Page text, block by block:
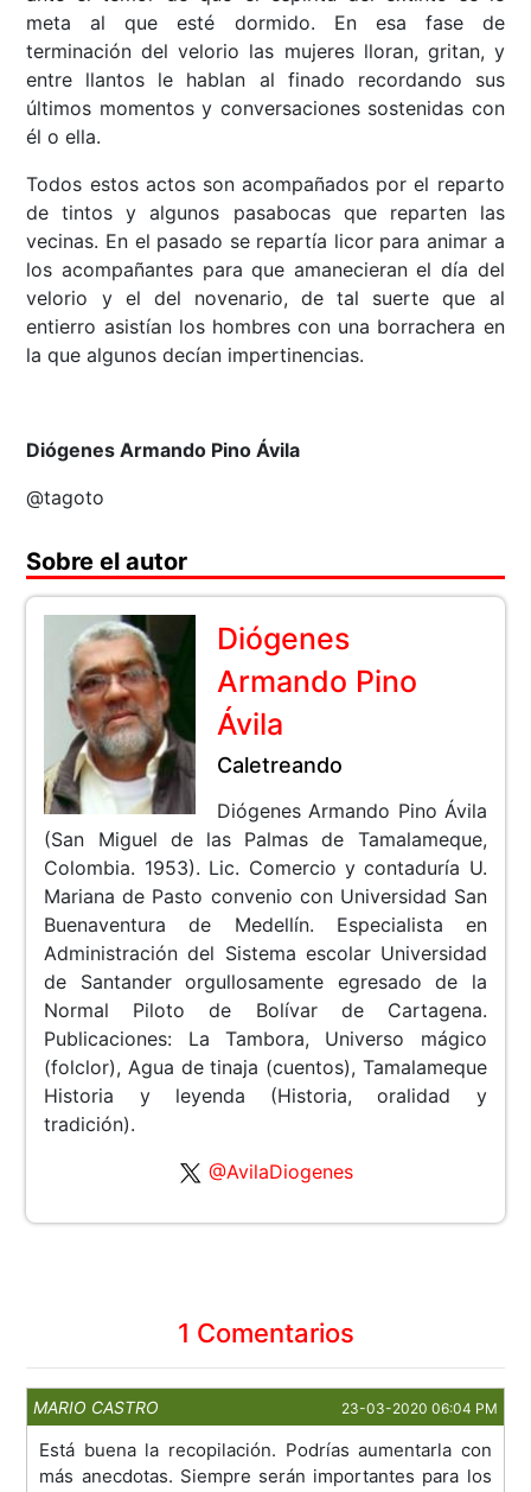
meta al que esté dormido. En esa fase de
terminación del velorio las mujeres lloran, gritan, y
entre llantos le hablan al finado recordando sus
últimos momentos y conversaciones sostenidas con
él o ella.
Todos estos actos son acompañados por el reparto
de tintos y algunos pasabocas que reparten las
vecinas. En el pasado se repartía licor para animar a
los acompañantes para que amanecieran el día del
velorio y el del novenario, de tal suerte que al
entierro asistían los hombres con una borrachera en
la que algunos decían impertinencias.
Diógenes Armando Pino Ávila
@tagoto
Sobre el autor
Diógenes
Armando Pino
Ávila
Caletreando
Diógenes Armando Pino Ávila
(San Miguel de las Palmas de Tamalameque,
Colombia. 1953). Lic. Comercio y contaduría U.
Mariana de Pasto convenio con Universidad San
Buenaventura de Medellín. Especialista en
Administración del Sistema escolar Universidad
de Santander orgullosamente egresado de la
Normal Piloto de Bolívar de Cartagena.
Publicaciones: La Tambora, Universo mágico
(folclor), Agua de tinaja (cuentos), Tamalameque
Historia y leyenda (Historia, oralidad y
tradición).
@AvilaDiogenes
1 Comentarios
MARIO CASTRO 23-03-2020 06:04 PM
Está buena la recopilación. Podrías aumentarla con
más anecdotas. Siempre serán importantes para los